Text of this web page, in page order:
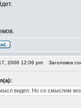
2006 12:06 pm Заголовок
видел. Но со смыслом